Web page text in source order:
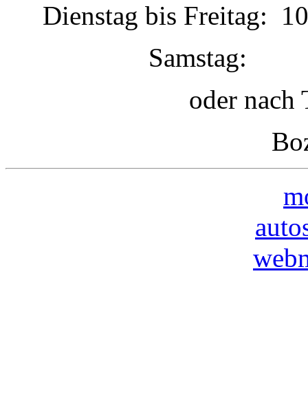
Dienstag bis Freitag:
Samstag:
oder nach